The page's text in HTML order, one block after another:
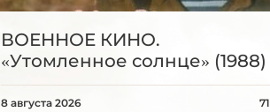
ВОЕННОЕ КИНО.
«Утомленное солнце» (1988)
8 августа 2026 71